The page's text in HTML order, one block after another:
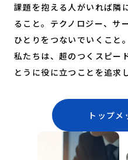
課題を抱える人がいれば隣
ること。テクノロジー、サ
ひとりをつないでいくこと。
私たちは、超のつくスピー
とうに役に立つことを追求
トップメ